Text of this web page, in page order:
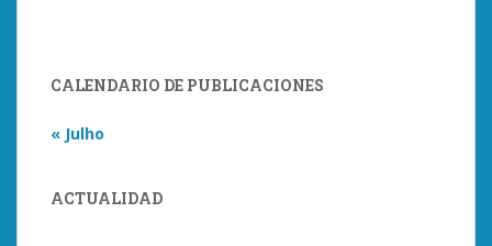
CALENDARIO DE PUBLICACIONES
« Julho
ACTUALIDAD